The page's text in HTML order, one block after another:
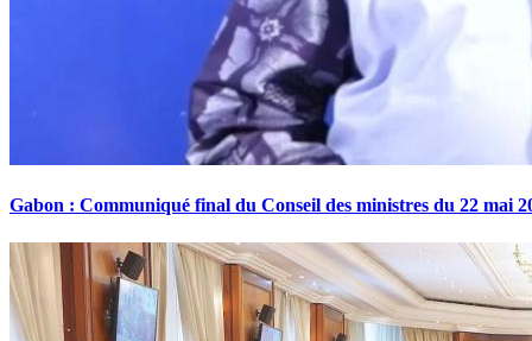
Gabon : Communiqué final du Conseil des ministres du 22 mai